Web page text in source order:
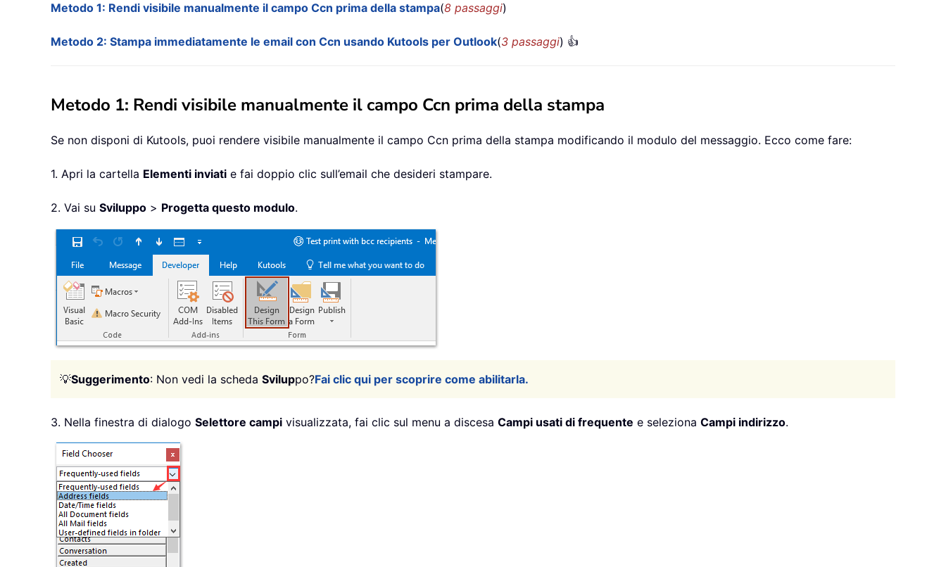
Metodo 1: Rendi visibile manualmente il campo Ccn prima della stampa(8 passaggi)
Metodo 2: Stampa immediatamente le email con Ccn usando Kutools per Outlook(3 passaggi) 👍
Metodo 1: Rendi visibile manualmente il campo Ccn prima della stampa
Se non disponi di Kutools, puoi rendere visibile manualmente il campo Ccn prima della stampa modificando il modulo del messaggio. Ecco come fare:
1. Apri la cartella Elementi inviati e fai doppio clic sull’email che desideri stampare.
2. Vai su Sviluppo > Progetta questo modulo.
💡Suggerimento: Non vedi la scheda Sviluppo?Fai clic qui per scoprire come abilitarla.
3. Nella finestra di dialogo Selettore campi visualizzata, fai clic sul menu a discesa Campi usati di frequente e seleziona Campi indirizzo.